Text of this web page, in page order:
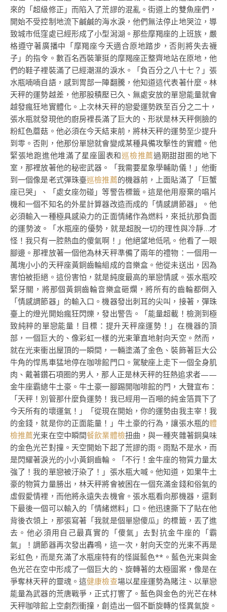
來的「超級修正」而陷入了荒謬的混亂。街道上的雙魚座們，
開始不受控制地流下鹹鹹的海水淚，他們無法停止地哭泣，導
致城市低窪處已經形成了小型潟湖。那些摩羯座的上班族，嚴
格遵守著廣播中「摩羯座今天適合原地踏步，否則將失去襪
子」的指令。數百名西裝筆挺的摩羯座正整齊地站在原地，他
們的鞋子裡裝滿了已經潮濕的淚水。「負百分之八十七？」張
水瓶喃喃自語，感到胃部一陣翻騰，他知道這代表著什麼。林
天秤的運勢越差，他那股積壓已久、無處安放的單戀能量就會
越發瘋狂地實體化。上次林天秤的戀愛運勢跌至百分之二十，
張水瓶就發現他的廚房裡長滿了巨大的、形狀是林天秤側臉的
粉紅色蘑菇。他必須在今天結束前，將林天秤的運勢至少提升
到零。否則，他那份單戀就會變成某種具備攻擊性的實體。他
緊張地跑進他堆滿了星座圖表和巡檢推薦過期甜甜圈的地下
室，那裡放著他的秘密武器。「我需要星象學輔助儀！」他衝
到一個像是老式彈珠臺巡檢推薦的機器前，上面貼滿了「巨蟹
座已哭」、「處女座勿碰」等警告標籤。這是他用廢棄的唱片
機和一個不知名的外星計算器改造而成的「情感調節器」。他
必須輸入一種極具感染力的正面情緒作為燃料，來抵抗那負面
的運勢波。「水瓶座的優勢，就是超脫一切的理性與冷靜…才
怪！我只有一腔熱血的傻氣啊！」他絕望地低吼。他看了一眼
腳邊。那裡放著一個他為林天秤準備了兩年的禮物：一個用一
萬塊小小的天秤座黃銅齒輪組成的音樂盒。他從未送出，因為
害怕被拒絕。這份害怕，就是純度最高的單戀情感。張水瓶咬
緊牙關，將那個黃銅齒輪音樂盒砸爛，將所有的齒輪都倒入
「情感調節器」的輸入口。機器發出刺耳的尖叫，接著，彈珠
臺上的燈光開始瘋狂閃爍，發出警告。「能量超載！檢測到極
致純粹的單戀能量！目標：提升天秤座運勢！」在機器的頂
部，一個巨大的、像彩虹一樣的光束筆直地射向天空。然而，
就在光束衝出屋頂的一瞬間，一輛塗滿了金色、裝飾著巨大公
牛角的悍馬車猛地停在咖啡館門口。駕駛座上走下一個全身肌
肉、戴著鑽石項圈的男人，那人正是林天秤的狂熱追求者——
金牛座霸總牛土豪。牛土豪一腳踢開咖啡館的門，大聲宣布：
「天秤！別管那什麼負運勢！我已經用一百噸的純金箔買下了
今天所有的壞運氣！」「從現在開始，你的運勢由我主宰！我
的金錢，就是你的正面能量！」牛土豪的行為，讓張水瓶的體
檢推薦光束在空中瞬間餐飲業體檢扭曲，與一種夾雜著銅臭味
的金色光芒對撞。天空開始下起了荒謬的雨。雨點不是水，而
是閃耀著淚光的小小黃銅齒輪。「不行！金牛座的物質力量太
強了！我的單戀被汙染了！」張水瓶大喊。他知道，如果牛土
豪的物質力量勝出，林天秤將會被困在一個充滿金錢和俗氣的
虛假愛情裡，而他將永遠失去機會。張水瓶看向那機器，還剩
下最後一個可以輸入的「情緒燃料」口。他迅速撕下了貼在他
背後衣領上，那張寫著「我就是個單戀傻瓜」的標籤，丟了進
去。他必須用自己最真實的「傻氣」去對抗金牛座的「霸
氣」！調節器再次發出轟鳴，這一次，射向天空的光束不再是
彩虹色，而是充滿了水瓶座特有的怪誕藍色**。藍色光束與金
色光芒在空中形成了一個巨大的、旋轉著的太極圖案，像是在
爭奪林天秤的靈魂。這健康檢查場以星座運勢為賭注、以單戀
能量為武器的荒唐戰爭，正式打響了。藍色與金色的光芒在林
天秤咖啡館上空劇烈衝撞，創造出一個不斷旋轉的怪異氣旋。